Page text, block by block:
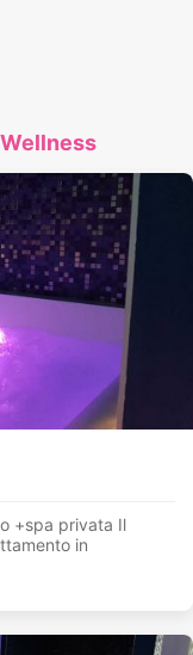
+spa privata Il
in